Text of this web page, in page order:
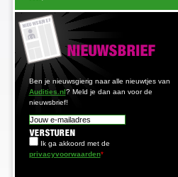
Ben je nieuwsgierig naar alle nieuwtjes van
Audities.nl? Meld je dan aan voor de
nieuwsbrief!
Ik ga akkoord met de
privacyvoorwaarden*